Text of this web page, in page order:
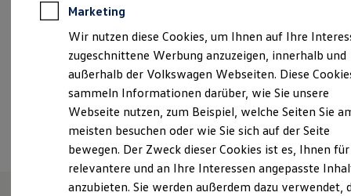
Reparatur & Service
Sommer-Special
Reparatur, Pflege & Inspektion
Servicetermin anfragen
Service-Vorteile bei Volkswagen Nutzfahrzeuge
ServicePlus
Economy Service
Räder & Reifen Service
Ersatzfahrzeuge
Notdienst und Pannenhilfe
Software, Konnektivität & Apps
California App
VW Connect für Ihren Transporter/Caravelle
Ansprechpartner
Termin vereinbaren
Marketing
Wir nutzen diese Cookies, um Ihnen auf Ihre
zugeschnittene Werbung anzuzeigen, innerhalb und
außerhalb der Volkswagen Webseiten. Diese
sammeln Informationen darüber, wie Sie unsere
Webseite nutzen, zum Beispiel, welche Seiten Sie
meisten besuchen oder wie Sie sich auf der Seite
bewegen. Der Zweck dieser Cookies ist es, Ihnen für
relevantere und an Ihre Interessen angepasste
anzubieten. Sie werden außerdem dazu verwendet,